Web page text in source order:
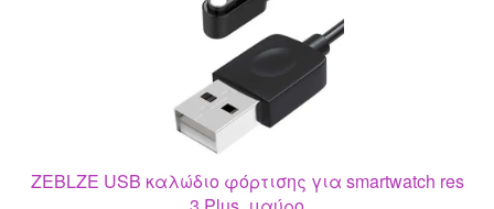
ZEBLZE USB καλώδιο φόρτισης για smartwatch res